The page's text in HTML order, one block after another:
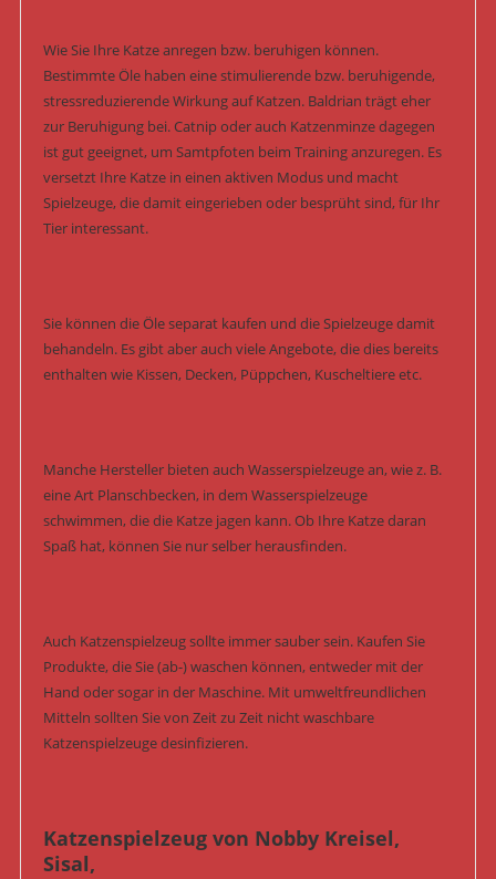
Wie Sie Ihre Katze anregen bzw. beruhigen können.
Bestimmte Öle haben eine stimulierende bzw. beruhigende,
stressreduzierende Wirkung auf Katzen. Baldrian trägt eher
zur Beruhigung bei. Catnip oder auch Katzenminze dagegen
ist gut geeignet, um Samtpfoten beim Training anzuregen. Es
versetzt Ihre Katze in einen aktiven Modus und macht
Spielzeuge, die damit eingerieben oder besprüht sind, für Ihr
Tier interessant.
Sie können die Öle separat kaufen und die Spielzeuge damit
behandeln. Es gibt aber auch viele Angebote, die dies bereits
enthalten wie Kissen, Decken, Püppchen, Kuscheltiere etc.
Manche Hersteller bieten auch Wasserspielzeuge an, wie z. B.
eine Art Planschbecken, in dem Wasserspielzeuge
schwimmen, die die Katze jagen kann. Ob Ihre Katze daran
Spaß hat, können Sie nur selber herausfinden.
Auch Katzenspielzeug sollte immer sauber sein. Kaufen Sie
Produkte, die Sie (ab-) waschen können, entweder mit der
Hand oder sogar in der Maschine. Mit umweltfreundlichen
Mitteln sollten Sie von Zeit zu Zeit nicht waschbare
Katzenspielzeuge desinfizieren.
Katzenspielzeug von Nobby Kreisel,
Sisal,